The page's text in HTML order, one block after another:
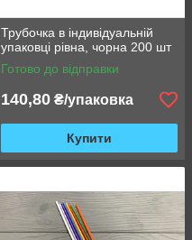
Трубочка в індивідуальній
упаковці рівна, чорна 200 шт
Готово до відправки
140,80 ₴/упаковка
Купити